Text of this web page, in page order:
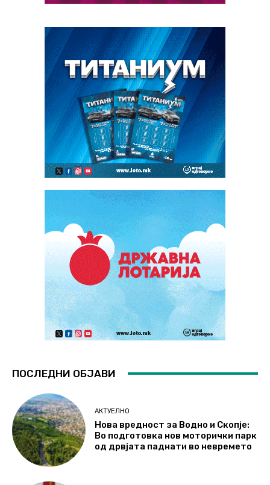
ПОСЛЕДНИ ОБЈАВИ
АКТУЕЛНО
Нова вредност за Водно и Скопје:
Во подготовка нов моторички парк
од дрвјата паднати во невремето